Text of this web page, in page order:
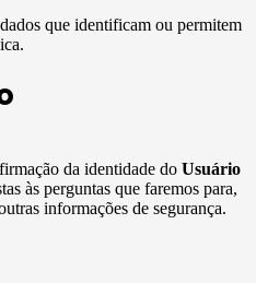
que identificam ou permitem
da identidade do Usuário
às perguntas que faremos para,
informações de segurança.